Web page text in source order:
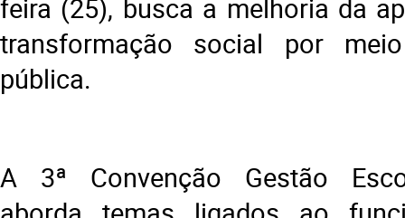
feira (25), busca a melhoria da
transformação social por
pública.
A 3ª Convenção Gestão